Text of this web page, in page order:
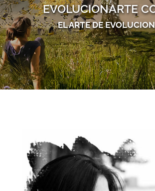
EVOLUCIONARTE
EL ARTE DE